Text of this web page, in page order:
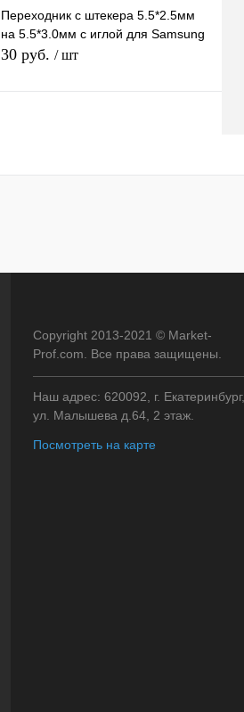
Переходник с штекера 5.5*2.5мм
на 5.5*3.0мм с иглой для Samsung
30 руб. / шт
Copyright 2013-2021 © Market-
Prof.com. Все права защищены.
Наш адрес: 620092, г. Екатеринбург,
ул. Малышева д.64, 2 этаж.
Посмотреть на карте